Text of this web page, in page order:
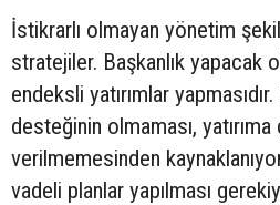
İstikrarlı olmayan yönetim
stratejiler. Başkanlık yapacak
endeksli yatırımlar
desteğinin olmaması,
verilmemesinden
vadeli planlar yapılması